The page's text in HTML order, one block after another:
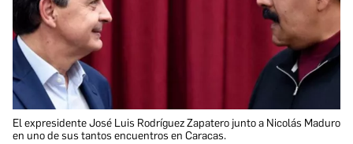
El expresidente José Luis Rodríguez Zapatero junto a Nicolás Maduro
en uno de sus tantos encuentros en Caracas.